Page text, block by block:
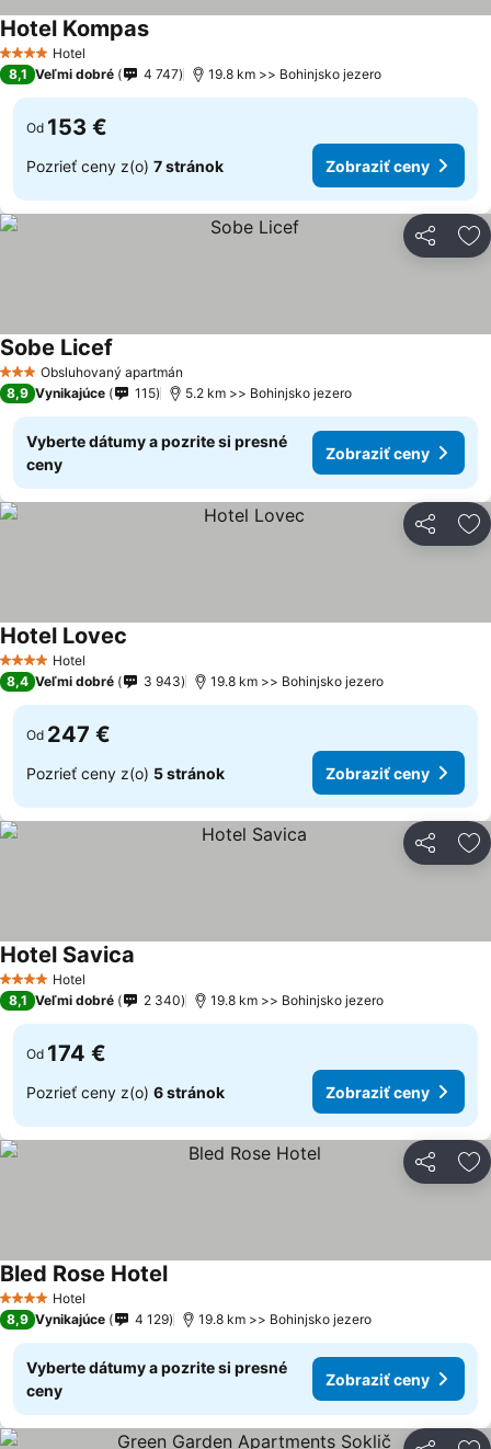
4 Počet hviezdičiek
Hotel
Hotel KompasZobraziť ceny
8,1 Veľmi dobré 4 747 19.8 km >> Bohinjsko jezero
Od 153 €
Pozrieť ceny z(o) 7 stránok Zobraziť ceny
Zdieľať
3 Počet hviezdičiek
Obsluhovaný apartmán
Sobe Licef
8,9 Vynikajúce 115 5.2 km >> Bohinjsko jezero
Vyberte dátumy a pozrite si presné
ceny
Zobraziť ceny
Zdieľať
4 Počet hviezdičiek
Hotel
Hotel Lovec
8,4 Veľmi dobré 3 943 19.8 km >> Bohinjsko jezero
Od 247 €
Pozrieť ceny z(o) 5 stránok Zobraziť ceny
Zdieľať
4 Počet hviezdičiek
Hotel
Hotel Savica
8,1 Veľmi dobré 2 340 19.8 km >> Bohinjsko jezero
Od 174 €
Pozrieť ceny z(o) 6 stránok Zobraziť ceny
Zdieľať
4 Počet hviezdičiek
Hotel
Bled Rose HotelZobraziť ceny
8,9 Vynikajúce 4 129 19.8 km >> Bohinjsko jezero
Vyberte dátumy a pozrite si presné
ceny
Zobraziť ceny